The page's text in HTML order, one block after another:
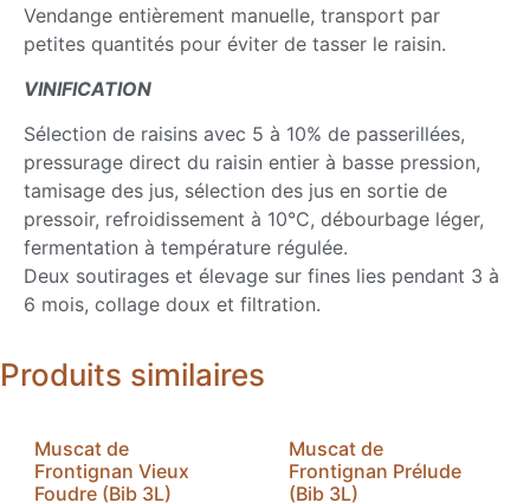
Vendange entièrement manuelle, transport par
petites quantités pour éviter de tasser le raisin.
VINIFICATION
Sélection de raisins avec 5 à 10% de passerillées,
pressurage direct du raisin entier à basse pression,
tamisage des jus, sélection des jus en sortie de
pressoir, refroidissement à 10°C, débourbage léger,
fermentation à température régulée.
Deux soutirages et élevage sur fines lies pendant 3 à
6 mois, collage doux et filtration.
Produits similaires
Muscat de
Frontignan Vieux
Foudre (Bib 3L)
Muscat de
Frontignan Prélude
(Bib 3L)